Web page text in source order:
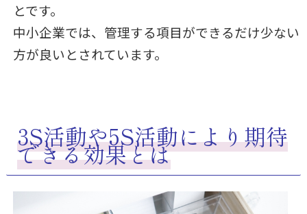
とです。
中小企業では、管理する項目ができるだけ少ない
方が良いとされています。
3S活動や5S活動により期待
できる効果とは